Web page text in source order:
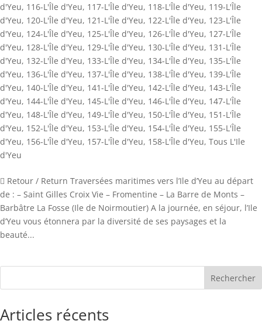
d'Yeu, 116-L'Île d'Yeu, 117-L'Île d'Yeu, 118-L'Île d'Yeu, 119-L'Île
d'Yeu, 120-L'Île d'Yeu, 121-L'Île d'Yeu, 122-L'Île d'Yeu, 123-L'Île
d'Yeu, 124-L'Île d'Yeu, 125-L'Île d'Yeu, 126-L'Île d'Yeu, 127-L'Île
d'Yeu, 128-L'Île d'Yeu, 129-L'Île d'Yeu, 130-L'Île d'Yeu, 131-L'Île
d'Yeu, 132-L'Île d'Yeu, 133-L'Île d'Yeu, 134-L'Île d'Yeu, 135-L'Île
d'Yeu, 136-L'Île d'Yeu, 137-L'Île d'Yeu, 138-L'Île d'Yeu, 139-L'Île
d'Yeu, 140-L'Île d'Yeu, 141-L'Île d'Yeu, 142-L'Île d'Yeu, 143-L'Île
d'Yeu, 144-L'Île d'Yeu, 145-L'Île d'Yeu, 146-L'Île d'Yeu, 147-L'Île
d'Yeu, 148-L'Île d'Yeu, 149-L'Île d'Yeu, 150-L'Île d'Yeu, 151-L'Île
d'Yeu, 152-L'Île d'Yeu, 153-L'Île d'Yeu, 154-L'Île d'Yeu, 155-L'Île
d'Yeu, 156-L'Île d'Yeu, 157-L'Île d'Yeu, 158-L'Île d'Yeu, Tous L'Ile
d'Yeu
 Retour / Return Traversées maritimes vers l’Ile d’Yeu au départ
de : – Saint Gilles Croix Vie – Fromentine – La Barre de Monts –
Barbâtre La Fosse (Ile de Noirmoutier) A la journée, en séjour, l’Ile
d’Yeu vous étonnera par la diversité de ses paysages et la
beauté...
Rechercher
Articles récents